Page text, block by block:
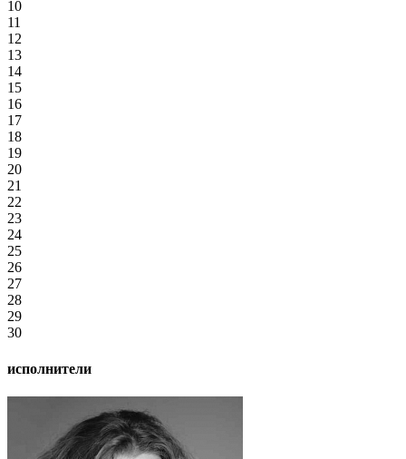
10
11
12
13
14
15
16
17
18
19
20
21
22
23
24
25
26
27
28
29
30
исполнители